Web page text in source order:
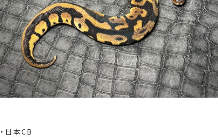
・日本CB